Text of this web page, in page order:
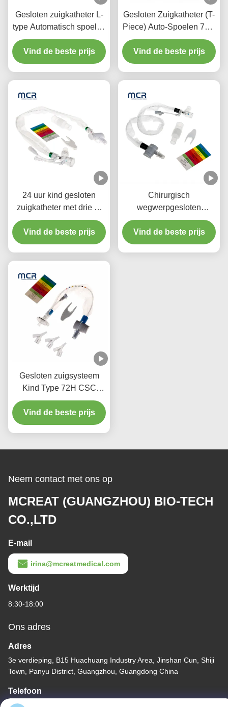
Gesloten zuigkatheter L-
type Automatisch spoelen
10fr 72h Dubbel draaiend
elleboog Voor ziekenhuis
Vind de beste prijs
Gesloten Zuigkatheter (T-
Piece) Auto-Spoelen 72H
Voor Volwassenen
Vind de beste prijs
24 uur kind gesloten
zuigkatheter met drie Y-
stuk connectoren
Vind de beste prijs
Chirurgisch
wegwerpgesloten
zuigstelsel
Neonaten/Pediatrie-
Ellebogen
Vind de beste prijs
Gesloten zuigsysteem
Kind Type 72H CSC
Wegwerp medicijnen
Vind de beste prijs
Neem contact met ons op
MCREAT (GUANGZHOU) BIO-TECH
CO.,LTD
E-mail
irina@mcreatmedical.com
Werktijd
8:30-18:00
Ons adres
Adres
3e verdieping, B15 Huachuang Industry Area, Jinshan Cun, Shiji
Town, Panyu District, Guangzhou, Guangdong China
Telefoon
86-020-3156-0583